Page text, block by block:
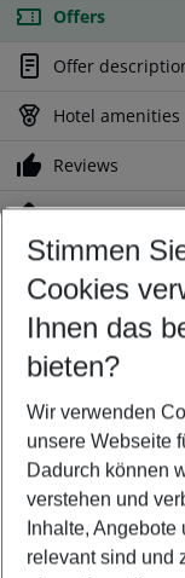
Offers
Offer
Hotel amenities
Reviews
Location
Customize your
Find the perfect
Your departure
Any airport
Select your
09/08/26–
Who will travel
2 adults
Stimmen
Cookies
Ihnen das
bieten?
Wir verwenden
unsere Webseite
Dadurch können
verstehen und
Inhalte, Angebote
relevant sind und